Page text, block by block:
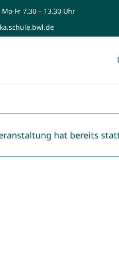
Fr 7.30 – 13.30 Uhr
hat bereits